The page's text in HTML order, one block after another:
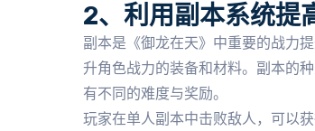
2、利用副本系统提
副本是《御龙在天》中重要的战力
升角色战力的装备和材料。副本的
有不同的难度与奖励。
玩家在单人副本中击败敌人，可以